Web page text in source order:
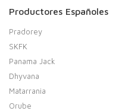
Productores Españoles
Pradorey
SKFK
Panama Jack
Dhyvana
Matarrania
Orube